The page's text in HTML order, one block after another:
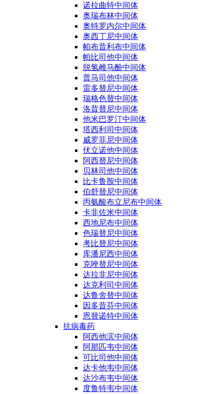
诺拉曲特中间体
奥瑞布林中间体
奥特罗内尔中间体
奥西丁尼中间体
帕布昔利布中间体
帕比司他中间体
脱氢雌马酚中间体
普马司他中间体
雷多替尼中间体
瑞格色替中间体
洛昔替尼中间体
他米巴罗汀中间体
塔西利司中间体
威罗菲尼中间体
伏立诺他中间体
阿西替尼中间体
贝林司他中间体
比卡鲁胺中间体
伯舒替尼中间体
丙氨酸布立尼布中间体
卡非佐米中间体
西地尼布中间体
色瑞替尼中间体
考比替尼中间体
库潘尼西中间体
克唑替尼中间体
达拉非尼中间体
达克利司中间体
达鲁舍替中间体
因多昔芬中间体
恩替诺特中间体
抗病毒药
阿西他滨中间体
阿那匹韦中间体
可比司他中间体
达卡他韦中间体
达沙布韦中间体
度鲁特韦中间体